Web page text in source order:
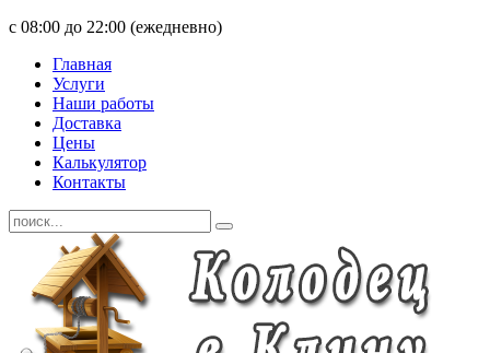
с 08:00 до 22:00 (ежедневно)
Главная
Услуги
Наши работы
Доставка
Цены
Калькулятор
Контакты